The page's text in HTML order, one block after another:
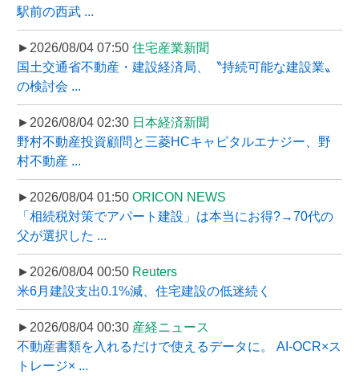
駅前の西武 ...
►2026/08/04 07:50 住宅産業新聞
国土交通省不動産・建設経済局、〝持続可能な建設業〟
の検討会 ...
►2026/08/04 02:30 日本経済新聞
野村不動産投資顧問と三菱HCキャピタルエナジー、野
村不動産 ...
►2026/08/04 01:50 ORICON NEWS
「相続税対策でアパート建設」は本当にお得?→70代の
父が選択した ...
►2026/08/04 00:50 Reuters
米6月建設支出0.1%減、住宅建設の低迷続く
►2026/08/04 00:30 産経ニュース
不動産書類を入れるだけで使えるデータに。 AI-OCR×ス
トレージ× ...